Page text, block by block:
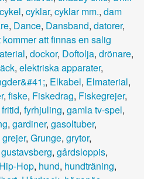
cykel, cyklar, cyklar mm., dam
, Dance, Dansband, datorer,
kommer att finnas en salig
, dockor, Doftolja, drönare,
, elektriska apparater,
, Elkabel, Elmaterial,
, fiske, Fiskedrag, Fiskegrejer,
fritid, fyrhjuling, gamla tv-spel,
, gardiner, gasoltuber,
grejer, Grunge, grytor,
gustavsberg, gårdsloppis,
Hip-Hop, hund, hundträning,